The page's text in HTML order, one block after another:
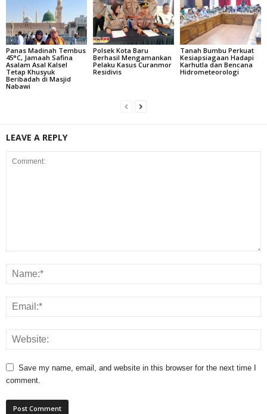
Panas Madinah Tembus
45°C, Jamaah Safina
Asalam Asal Kalsel
Tetap Khusyuk
Beribadah di Masjid
Nabawi
Polsek Kota Baru
Berhasil Mengamankan
Pelaku Kasus Curanmor
Residivis
Tanah Bumbu Perkuat
Kesiapsiagaan Hadapi
Karhutla dan Bencana
Hidrometeorologi
LEAVE A REPLY
Save my name, email, and website in this browser for the next time I
comment.